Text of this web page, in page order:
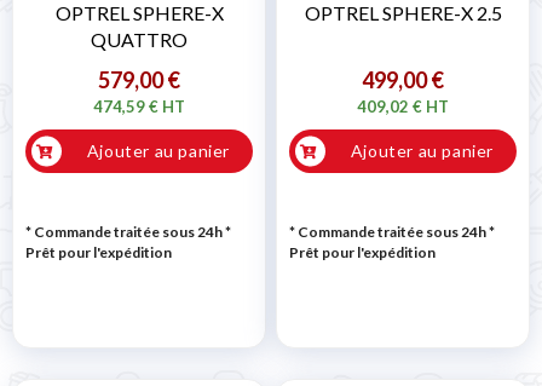
OPTREL SPHERE-X
QUATTRO
579,00 €
474,59 € HT
Ajouter au panier
* Commande traitée sous 24h*
Prêt pour l'expédition
OPTREL SPHERE-X 2.5
499,00 €
409,02 € HT
Ajouter au panier
* Commande traitée sous 24h*
Prêt pour l'expédition